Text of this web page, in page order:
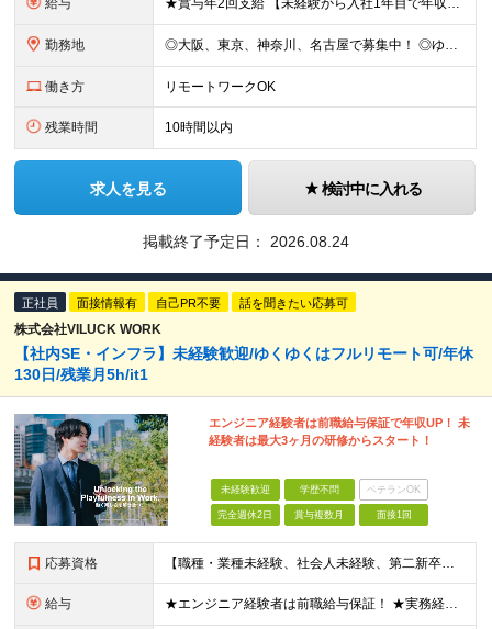
給与 ★賞与年2回支給 【未経験から入社1年目で年収48万円以上UPも目指せる◎】 研修に加え、バディ制度も整備。不安なことがあれば丁寧にフォローします。 頑張り次第で収入アップが可能で、入社1年目で年収
勤務地 ◎大阪、東京、神奈川、名古屋で募集中！ ◎ゆくゆくはフルリモートもOK！ ◎駅チカ！ ◎勤務地は、希望を考慮のうえ決定いたします。 ◎転居を伴う転勤はありません。 【転勤なし／希望勤務地は考
働き方 リモートワークOK
残業時間 10時間以内
求人を見る 検討中に入れる
掲載終了予定日： 2026.08.24
正社員 面接情報有 自己PR不要 話を聞きたい応募可
株式会社VILUCK WORK
【社内SE・インフラ】未経験歓迎/ゆくゆくはフルリモート可/年休
130日/残業月5h/it1
エンジニア経験者は前職給与保証で年収UP！ 未
経験者は最大3ヶ月の研修からスタート！
未経験歓迎 学歴不問 ベテランOK
完全週休2日 賞与複数月 面接1回
応募資格 【職種・業種未経験、社会人未経験、第二新卒、歓迎します】 ◆35歳以下の方 └長期キャリア形成のため、年齢制限をかけた募集となります。 ◆学歴不問 《こんな方に向いています！》 ■未経験からITの仕
給与 ★エンジニア経験者は前職給与保証！ ★実務経験1年から年収500万円も可 ★賞与年2回支給 【エンジニアの給与不満を無くすことを大切にしてます！】 エンジニアの転職理由の多くは「給与不満」にあると考